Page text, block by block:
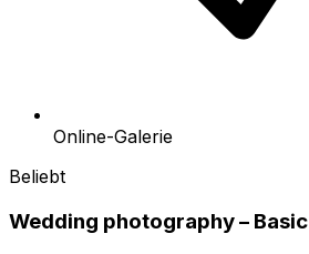
Online-Galerie
Beliebt
Wedding photography – Basic